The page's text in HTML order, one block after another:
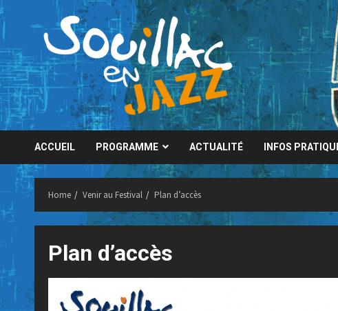
Skip
to
content
ACCUEIL PROGRAMME ACTUALITÉ INFOS
Home Venir au Festival Plan d’accès
Plan d’accès